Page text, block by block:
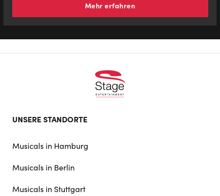
Mehr erfahren
UNSERE STANDORTE
Musicals in Hamburg
Musicals in Berlin
Musicals in Stuttgart